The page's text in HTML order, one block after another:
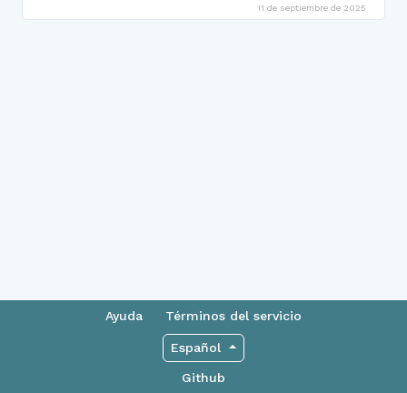
11 de septiembre de 2025
Ayuda Términos del servicio
Español
Github